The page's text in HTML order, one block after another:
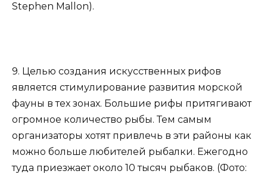
Stephen Mallon).
9. Целью создания искусственных рифов
является стимулирование развития морской
фауны в тех зонах. Большие рифы притягивают
огромное количество рыбы. Тем самым
организаторы хотят привлечь в эти районы как
можно больше любителей рыбалки. Ежегодно
туда приезжает около 10 тысяч рыбаков. (Фото: